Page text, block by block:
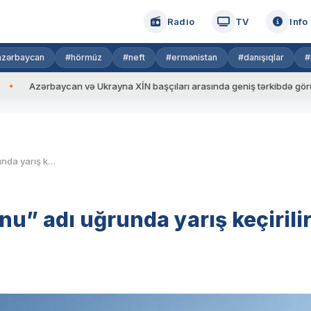
Radio TV Info
#hörmüz #neft #ermənistan #danışıqlar
və Ukrayna XİN başçıları arasında geniş tərkibdə görüş
“Ən yaxşı artilleriya divizionu” adı uğrunda yarış keçirilir – Video
adı uğrunda yarış